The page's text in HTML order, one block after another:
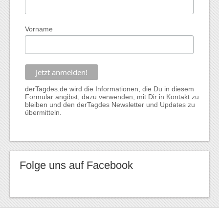
Vorname
derTagdes.de wird die Informationen, die Du in diesem
Formular angibst, dazu verwenden, mit Dir in Kontakt zu
bleiben und den derTagdes Newsletter und Updates zu
übermitteln.
Folge uns auf Facebook